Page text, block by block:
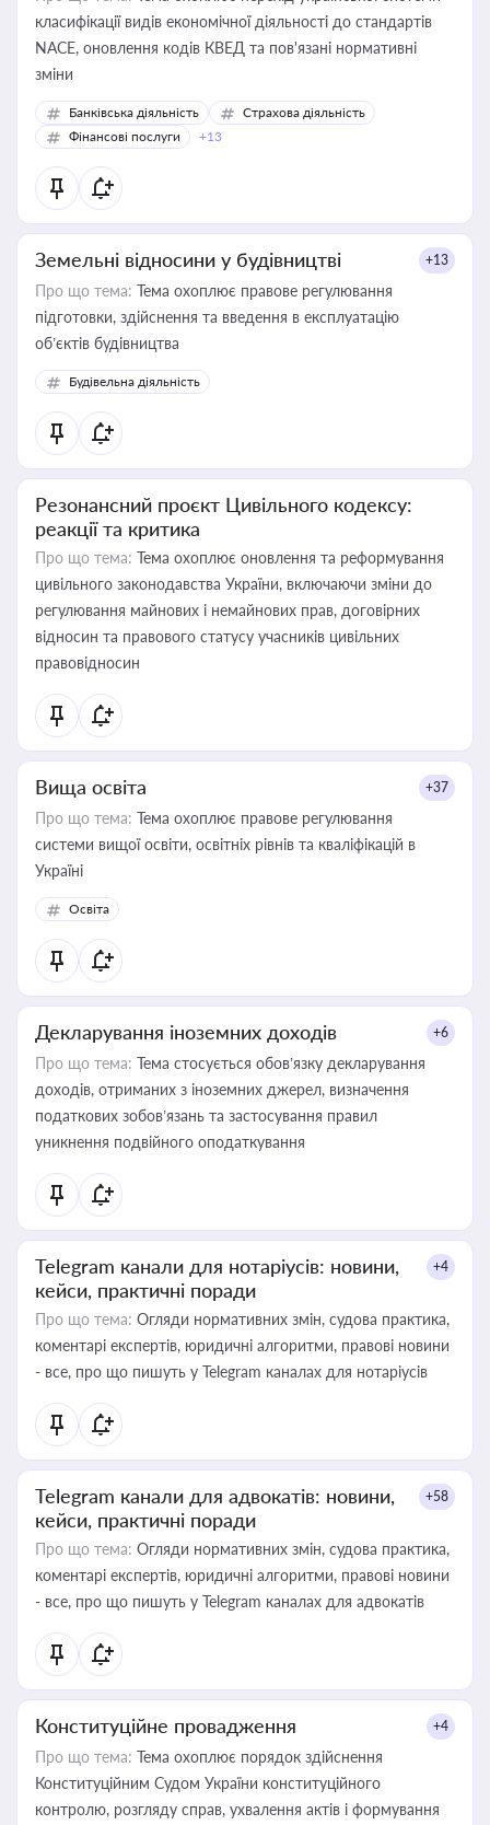
класифікації видів економічної діяльності до стандартів
NACE, оновлення кодів КВЕД та пов'язані нормативні
зміни
Банківська діяльність
Страхова діяльність
Фінансові послуги
+13
Земельні відносини у будівництві +13
Про що тема: Тема охоплює правове регулювання
підготовки, здійснення та введення в експлуатацію
об’єктів будівництва
Будівельна діяльність
Резонансний проєкт Цивільного кодексу:
реакції та критика
Про що тема: Тема охоплює оновлення та реформування
цивільного законодавства України, включаючи зміни до
регулювання майнових і немайнових прав, договірних
відносин та правового статусу учасників цивільних
правовідносин
Вища освіта +37
Про що тема: Тема охоплює правове регулювання
системи вищої освіти, освітніх рівнів та кваліфікацій в
Україні
Освіта
Декларування іноземних доходів +6
Про що тема: Тема стосується обов’язку декларування
доходів, отриманих з іноземних джерел, визначення
податкових зобов’язань та застосування правил
уникнення подвійного оподаткування
Telegram канали для нотаріусів: новини,
кейси, практичні поради
+4
Про що тема: Огляди нормативних змін, судова практика,
коментарі експертів, юридичні алгоритми, правові новини
- все, про що пишуть у Telegram каналах для нотаріусів
Telegram канали для адвокатів: новини,
кейси, практичні поради
+58
Про що тема: Огляди нормативних змін, судова практика,
коментарі експертів, юридичні алгоритми, правові новини
- все, про що пишуть у Telegram каналах для адвокатів
Конституційне провадження +4
Про що тема: Тема охоплює порядок здійснення
Конституційним Судом України конституційного
контролю, розгляду справ, ухвалення актів і формування